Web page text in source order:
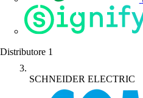
Distributore 1
SCHNEIDER ELECTRIC